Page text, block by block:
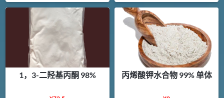
1，3-二羟基丙酮 98% 丙烯酸钾水合物 99% 单体